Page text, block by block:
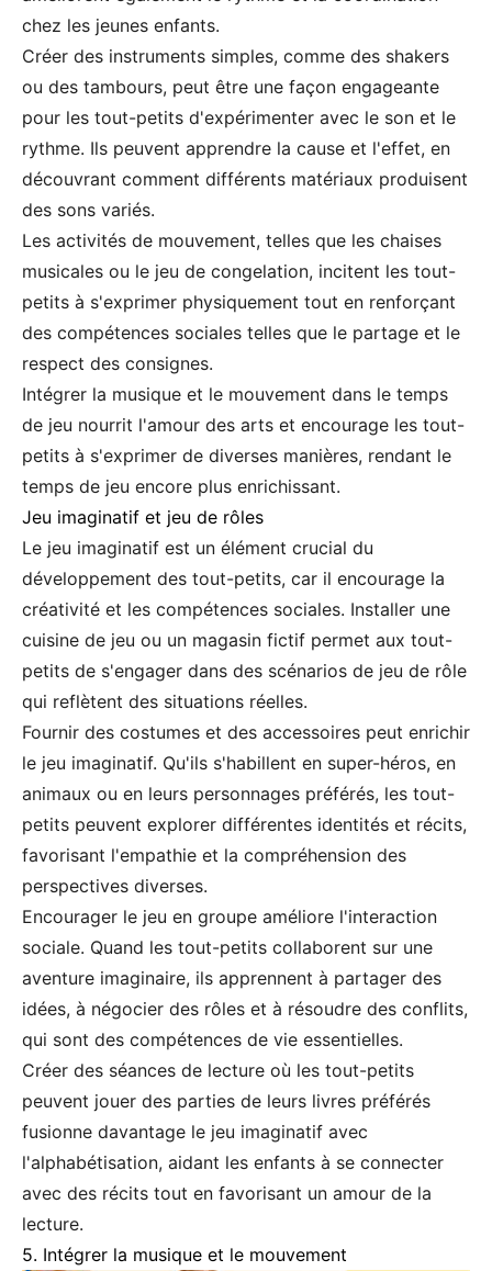
chez les jeunes enfants.
Créer des instruments simples, comme des shakers
ou des tambours, peut être une façon engageante
pour les tout-petits d'expérimenter avec le son et le
rythme. Ils peuvent apprendre la cause et l'effet, en
découvrant comment différents matériaux produisent
des sons variés.
Les activités de mouvement, telles que les chaises
musicales ou le jeu de congelation, incitent les tout-
petits à s'exprimer physiquement tout en renforçant
des compétences sociales telles que le partage et le
respect des consignes.
Intégrer la musique et le mouvement dans le temps
de jeu nourrit l'amour des arts et encourage les tout-
petits à s'exprimer de diverses manières, rendant le
temps de jeu encore plus enrichissant.
Jeu imaginatif et jeu de rôles
Le jeu imaginatif est un élément crucial du
développement des tout-petits, car il encourage la
créativité et les compétences sociales. Installer une
cuisine de jeu ou un magasin fictif permet aux tout-
petits de s'engager dans des scénarios de jeu de rôle
qui reflètent des situations réelles.
Fournir des costumes et des accessoires peut enrichir
le jeu imaginatif. Qu'ils s'habillent en super-héros, en
animaux ou en leurs personnages préférés, les tout-
petits peuvent explorer différentes identités et récits,
favorisant l'empathie et la compréhension des
perspectives diverses.
Encourager le jeu en groupe améliore l'interaction
sociale. Quand les tout-petits collaborent sur une
aventure imaginaire, ils apprennent à partager des
idées, à négocier des rôles et à résoudre des conflits,
qui sont des compétences de vie essentielles.
Créer des séances de lecture où les tout-petits
peuvent jouer des parties de leurs livres préférés
fusionne davantage le jeu imaginatif avec
l'alphabétisation, aidant les enfants à se connecter
avec des récits tout en favorisant un amour de la
lecture.
5. Intégrer la musique et le mouvement